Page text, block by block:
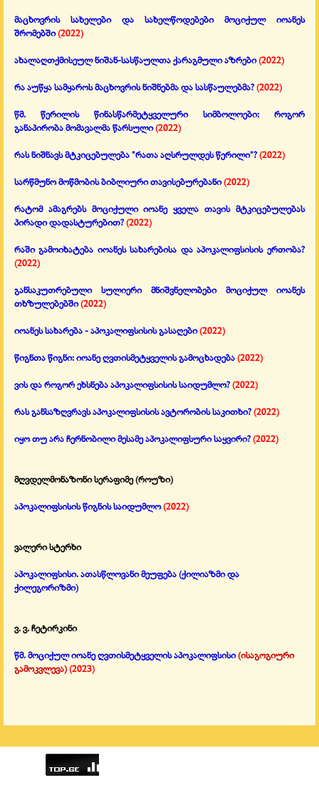
მაცხოვრის სახელები და სახელწოდებები მოციქულ იოანეს
შრომებში(2022)
ახალაღთქმისეულ ნიშან-სასწაულთა ქარაგმული აზრები(2022)
რა აუწყა სამყაროს მაცხოვრის ნიშნებმა და სასწაულებმა?(2022)
წმ. წერილის წინასწარმეტყველური სიმბოლოები: როგორ
განაპირობა მომავალმა წარსული(2022)
რას ნიშნავს მტკიცებულება "რათა აღსრულდეს წერილი"?(2022)
სარწმუნო მოწმობის ბიბლიური თავისებურებანი(2022)
რატომ ამაგრებს მოციქული იოანე ყველა თავის მტკიცებულებას
პირადი დადასტურებით?(2022)
რაში გამოიხატება იოანეს სახარებისა და აპოკალიფსისის ერთობა?
(2022)
განსაკუთრებული სულიერი მნიშვნელობები მოციქულ იოანეს
თხზულებებში(2022)
იოანეს სახარება - აპოკალიფსისის გასაღები(2022)
წიგნთა წიგნი: იოანე ღვთისმეტყველის გამოცხადება(2022)
ვის და როგორ ეხსნება აპოკალიფსისის საიდუმლო?(2022)
რას განსაზღვრავს აპოკალიფსისის ავტორობის საკითხი?(2022)
იყო თუ არა ჩერნობილი მესამე აპოკალიფსური საყვირი?(2022)
მღვდელმონაზონი სერაფიმე (როუზი)
აპოკალიფსისის წიგნის საიდუმლო(2022)
ვალერი სტერხი
აპოკალიფსისი. ათასწლოვანი მეუფება(ქილიაზმი და
ქილეგორიზმი)
ვ. ვ. ჩეტირკინი
წმ. მოციქულ იოანე ღვთისმეტყველის აპოკალიფსისი(ისაგოგიური
გამოკვლევა)(2023)